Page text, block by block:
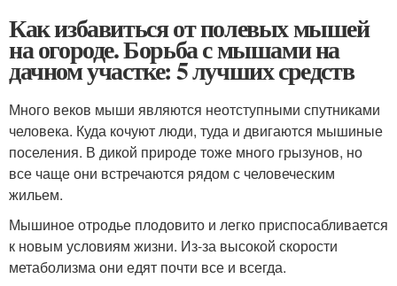
Как избавиться от полевых мышей
на огороде. Борьба с мышами на
дачном участке: 5 лучших средств
Много веков мыши являются неотступными спутниками
человека. Куда кочуют люди, туда и двигаются мышиные
поселения. В дикой природе тоже много грызунов, но
все чаще они встречаются рядом с человеческим
жильем.
Мышиное отродье плодовито и легко приспосабливается
к новым условиям жизни. Из-за высокой скорости
метаболизма они едят почти все и всегда.